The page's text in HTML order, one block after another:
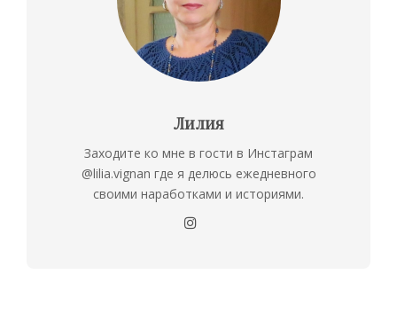
Лилия
Заходите ко мне в гости в Инстаграм
@lilia.vignan где я делюсь ежедневного
своими наработками и историями.